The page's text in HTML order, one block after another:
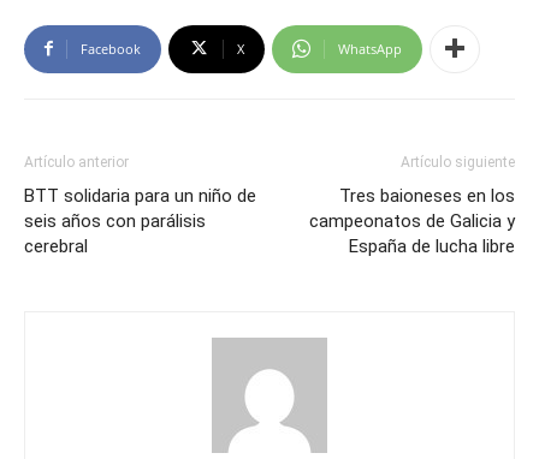
Facebook X WhatsApp
Artículo anterior
BTT solidaria para un niño de
seis años con parálisis
cerebral
Artículo siguiente
Tres baioneses en los
campeonatos de Galicia y
España de lucha libre